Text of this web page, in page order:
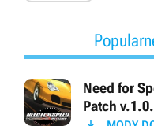
Need for
Patch